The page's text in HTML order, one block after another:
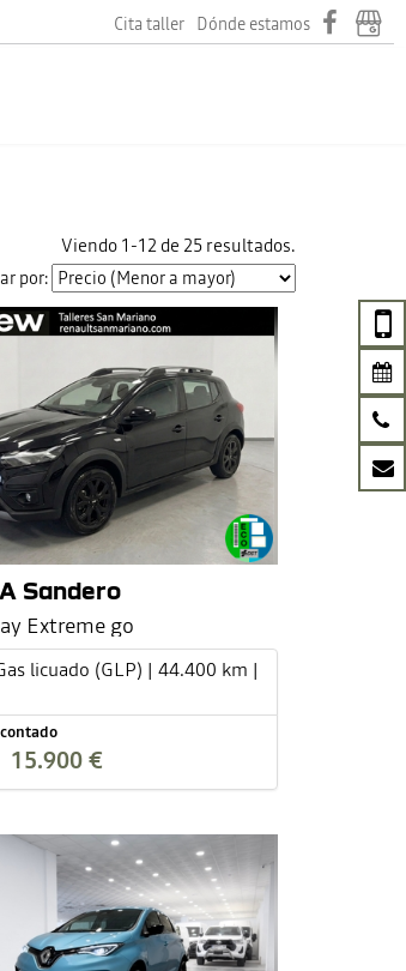
Cita taller Dónde estamos
Viendo 1-12 de 25 resultados.
por:
Sandero
Extreme go
licuado (GLP) | 44.400 km |
15.900 €